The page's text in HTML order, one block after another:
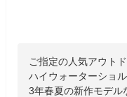
ご指定の人気アウト
ハイウォーターショ
3年春夏の新作モデル